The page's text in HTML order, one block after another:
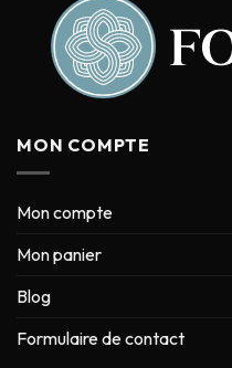
MON COMPTE
Mon compte
Mon panier
Blog
Formulaire de contact